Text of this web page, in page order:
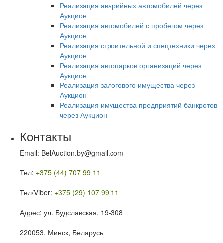
Реализация аварийных автомобилей через
Аукцион
Реализация автомобилей с пробегом через
Аукцион
Реализация строительной и спецтехники через
Аукцион
Реализация автопарков организаций через
Аукцион
Реализация залогового имущества через
Аукцион
Реализация имущества предприятий банкротов
через Аукцион
Контакты
Email: BelAuction.by@gmail.com
Тел: +375 (44) 707 99 11
Тел/Viber: +375 (29) 107 99 11
Адрес: ул. Будславская, 19-308
220053, Минск, Беларусь